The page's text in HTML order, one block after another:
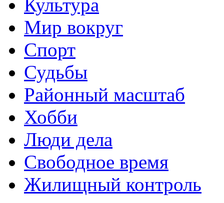
Культура
Мир вокруг
Спорт
Судьбы
Районный масштаб
Хобби
Люди дела
Свободное время
Жилищный контроль